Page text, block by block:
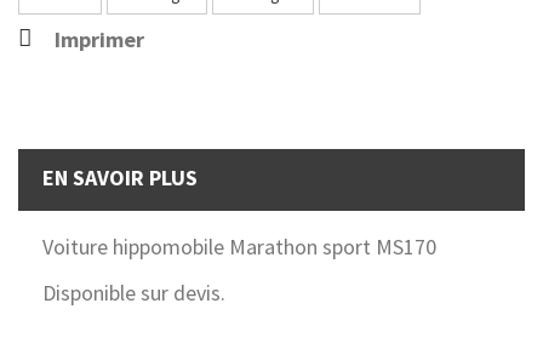
Imprimer
EN SAVOIR PLUS
Voiture hippomobile Marathon sport MS170
Disponible sur devis.